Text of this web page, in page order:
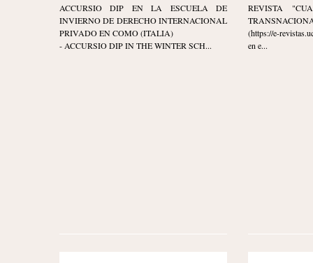
ACCURSIO DIP EN LA ESCUELA DE
INVIERNO DE DERECHO INTERNACIONAL
PRIVADO EN COMO (ITALIA)
- ACCURSIO DIP IN THE WINTER SCH...
REVISTA
(https://e-
en e...